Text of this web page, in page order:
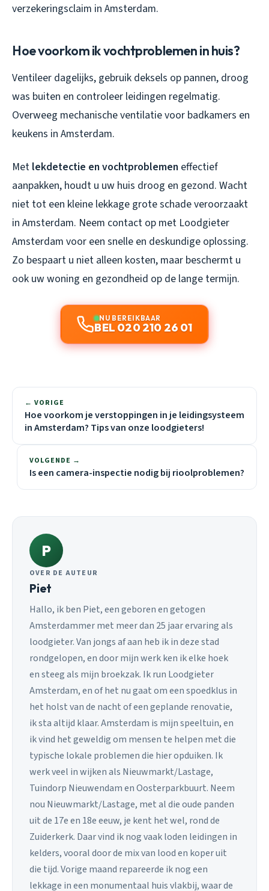
verzekeringsclaim in Amsterdam.
Hoe voorkom ik vochtproblemen in huis?
Ventileer dagelijks, gebruik deksels op pannen, droog
was buiten en controleer leidingen regelmatig.
Overweeg mechanische ventilatie voor badkamers en
keukens in Amsterdam.
Met lekdetectie en vochtproblemen effectief
aanpakken, houdt u uw huis droog en gezond. Wacht
niet tot een kleine lekkage grote schade veroorzaakt
in Amsterdam. Neem contact op met Loodgieter
Amsterdam voor een snelle en deskundige oplossing.
Zo bespaart u niet alleen kosten, maar beschermt u
ook uw woning en gezondheid op de lange termijn.
NU BEREIKBAAR
BEL 020 210 26 01
← VORIGE
Hoe voorkom je verstoppingen in je leidingsysteem
in Amsterdam? Tips van onze loodgieters!
VOLGENDE →
Is een camera-inspectie nodig bij rioolproblemen?
P
OVER DE AUTEUR
Piet
Hallo, ik ben Piet, een geboren en getogen
Amsterdammer met meer dan 25 jaar ervaring als
loodgieter. Van jongs af aan heb ik in deze stad
rondgelopen, en door mijn werk ken ik elke hoek
en steeg als mijn broekzak. Ik run Loodgieter
Amsterdam, en of het nu gaat om een spoedklus in
het holst van de nacht of een geplande renovatie,
ik sta altijd klaar. Amsterdam is mijn speeltuin, en
ik vind het geweldig om mensen te helpen met die
typische lokale problemen die hier opduiken. Ik
werk veel in wijken als Nieuwmarkt/Lastage,
Tuindorp Nieuwendam en Oosterparkbuurt. Neem
nou Nieuwmarkt/Lastage, met al die oude panden
uit de 17e en 18e eeuw, je kent het wel, rond de
Zuiderkerk. Daar vind ik nog vaak loden leidingen in
kelders, vooral door de mix van lood en koper uit
die tijd. Vorige maand repareerde ik nog een
lekkage in een monumentaal huis vlakbij, waar de